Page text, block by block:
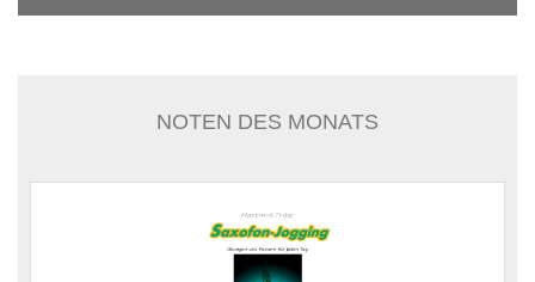
NOTEN DES MONATS